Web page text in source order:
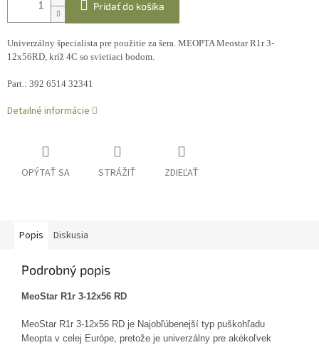
Pridať do košíka
Univerzálny špecialista pre použitie za šera. MEOPTA Meostar R1r 3-
12x56RD, kríž 4C so svietiaci bodom.
Part.: 392 6514 32341
Detailné informácie
OPÝTAŤ SA STRÁŽIŤ ZDIEĽAŤ
Popis Diskusia
Podrobný popis
MeoStar R1r 3-12x56 RD
MeoStar R1r 3-12x56 RD je Najobľúbenejší typ puškohľadu
Meopta v celej Európe, pretože je univerzálny pre akékoľvek